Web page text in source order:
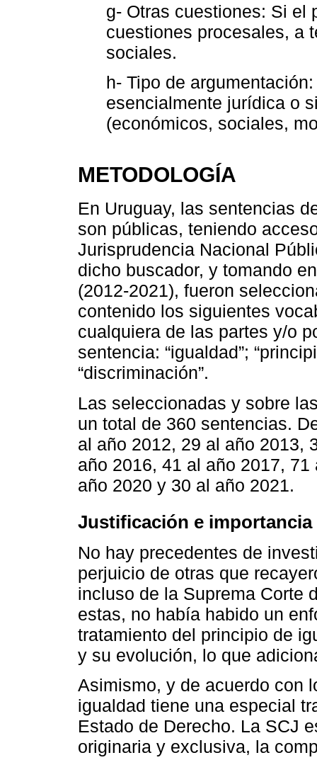
g- Otras cuestiones: Si el
cuestiones procesales, a
sociales.
h- Tipo de
esencialmente jurídica o
(económicos, sociales,
METODOLOGÍA
En Uruguay, las sentencias
son públicas, teniendo
Jurisprudencia Nacional
dicho buscador, y tomando
(2012-2021), fueron
contenido los siguientes
cualquiera de las partes y/o
sentencia: “igualdad”;
“discriminación”.
Las seleccionadas y sobre
un total de 360 sentencias.
al año 2012, 29 al año 2013,
año 2016, 41 al año 2017,
año 2020 y 30 al año 2021.
Justificación e
No hay precedentes de
perjuicio de otras que
incluso de la Suprema Corte
estas, no había habido un
tratamiento del principio de
y su evolución, lo que
Asimismo, y de acuerdo con
igualdad tiene una especial
Estado de Derecho. La SCJ
originaria y exclusiva, la